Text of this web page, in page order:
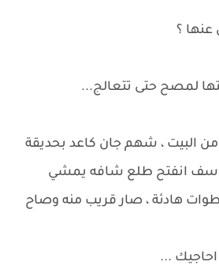
عنها ؟
لمصح حتى تتعالج...
البيت ، شهم جان كاعد بحديقة
انفتح طلع شافه يمشي
هادئة ، صار قريب منه وصاح
...